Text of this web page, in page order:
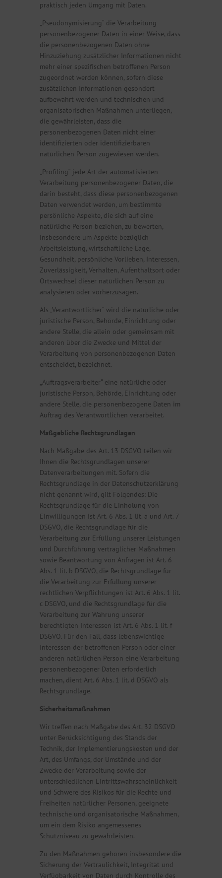
praktisch jeden Umgang mit Daten.
„Pseudonymisierung“ die Verarbeitung
personenbezogener Daten in einer Weise, dass
die personenbezogenen Daten ohne
Hinzuziehung zusätzlicher Informationen nicht
mehr einer spezifischen betroffenen Person
zugeordnet werden können, sofern diese
zusätzlichen Informationen gesondert
aufbewahrt werden und technischen und
organisatorischen Maßnahmen unterliegen,
die gewährleisten, dass die
personenbezogenen Daten nicht einer
identifizierten oder identifizierbaren
natürlichen Person zugewiesen werden.
„Profiling“ jede Art der automatisierten
Verarbeitung personenbezogener Daten, die
darin besteht, dass diese personenbezogenen
Daten verwendet werden, um bestimmte
persönliche Aspekte, die sich auf eine
natürliche Person beziehen, zu bewerten,
insbesondere um Aspekte bezüglich
Arbeitsleistung, wirtschaftliche Lage,
Gesundheit, persönliche Vorlieben, Interessen,
Zuverlässigkeit, Verhalten, Aufenthaltsort oder
Ortswechsel dieser natürlichen Person zu
analysieren oder vorherzusagen.
Als „Verantwortlicher“ wird die natürliche oder
juristische Person, Behörde, Einrichtung oder
andere Stelle, die allein oder gemeinsam mit
anderen über die Zwecke und Mittel der
Verarbeitung von personenbezogenen Daten
entscheidet, bezeichnet.
„Auftragsverarbeiter“ eine natürliche oder
juristische Person, Behörde, Einrichtung oder
andere Stelle, die personenbezogene Daten im
Auftrag des Verantwortlichen verarbeitet.
Maßgebliche Rechtsgrundlagen
Nach Maßgabe des Art. 13 DSGVO teilen wir
Ihnen die Rechtsgrundlagen unserer
Datenverarbeitungen mit. Sofern die
Rechtsgrundlage in der Datenschutzerklärung
nicht genannt wird, gilt Folgendes: Die
Rechtsgrundlage für die Einholung von
Einwilligungen ist Art. 6 Abs. 1 lit. a und Art. 7
DSGVO, die Rechtsgrundlage für die
Verarbeitung zur Erfüllung unserer Leistungen
und Durchführung vertraglicher Maßnahmen
sowie Beantwortung von Anfragen ist Art. 6
Abs. 1 lit. b DSGVO, die Rechtsgrundlage für
die Verarbeitung zur Erfüllung unserer
rechtlichen Verpflichtungen ist Art. 6 Abs. 1 lit.
c DSGVO, und die Rechtsgrundlage für die
Verarbeitung zur Wahrung unserer
berechtigten Interessen ist Art. 6 Abs. 1 lit. f
DSGVO. Für den Fall, dass lebenswichtige
Interessen der betroffenen Person oder einer
anderen natürlichen Person eine Verarbeitung
personenbezogener Daten erforderlich
machen, dient Art. 6 Abs. 1 lit. d DSGVO als
Rechtsgrundlage.
Sicherheitsmaßnahmen
Wir treffen nach Maßgabe des Art. 32 DSGVO
unter Berücksichtigung des Stands der
Technik, der Implementierungskosten und der
Art, des Umfangs, der Umstände und der
Zwecke der Verarbeitung sowie der
unterschiedlichen Eintrittswahrscheinlichkeit
und Schwere des Risikos für die Rechte und
Freiheiten natürlicher Personen, geeignete
technische und organisatorische Maßnahmen,
um ein dem Risiko angemessenes
Schutzniveau zu gewährleisten.
Zu den Maßnahmen gehören insbesondere die
Sicherung der Vertraulichkeit, Integrität und
Verfügbarkeit von Daten durch Kontrolle des